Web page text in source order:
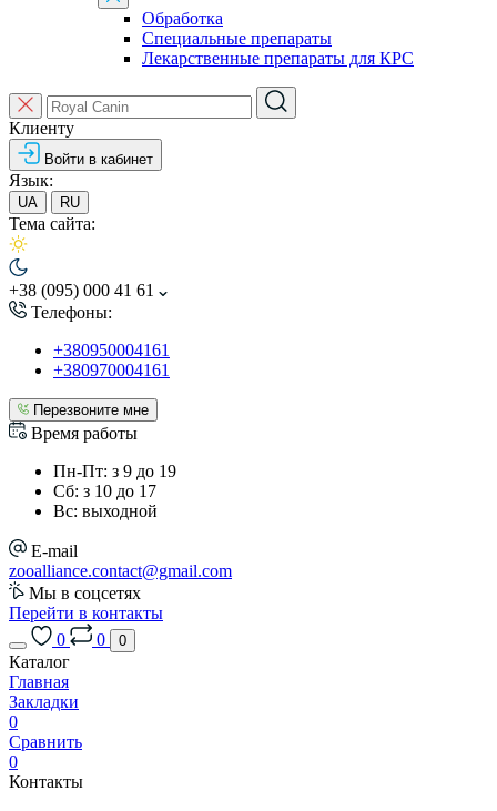
Обработка
Специальные препараты
Лекарственные препараты для КРС
Клиенту
Войти в кабинет
Язык:
UA RU
Тема сайта:
+38 (095) 000 41 61
Телефоны:
+380950004161
+380970004161
Перезвоните мне
Время работы
Пн-Пт: з 9 до 19
Сб: з 10 до 17
Вс: выходной
E-mail
zooalliance.contact@gmail.com
Мы в соцсетях
Перейти в контакты
0
0 0
Каталог
Главная
Закладки
0
Сравнить
0
Контакты